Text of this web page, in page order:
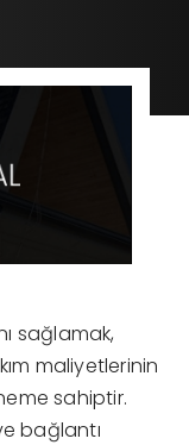
sağlamak,
maliyetlerinin
sahiptir.
bağlantı